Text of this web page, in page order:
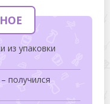
из упаковки
получился